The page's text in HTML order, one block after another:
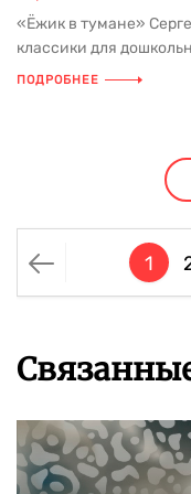
«Ёжик в тумане»
классики для
ПОДРОБНЕЕ
1